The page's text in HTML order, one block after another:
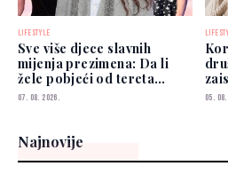
LIFESTYLE
Sve više djece slavnih
mijenja prezimena: Da li
žele pobjeći od tereta
poznatih roditelja?
07. 08. 2026. 05.
Najnovije